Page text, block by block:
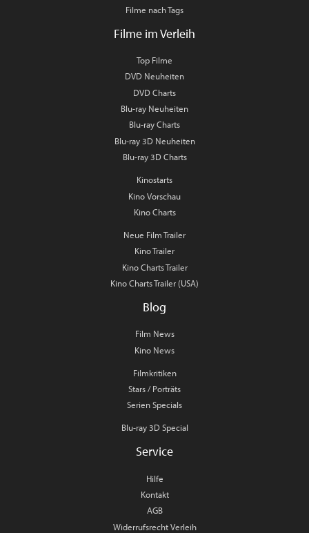
Filme nach Tags
Filme im Verleih
Top Filme
DVD Neuheiten
DVD Charts
Blu-ray Neuheiten
Blu-ray Charts
Blu-ray 3D Neuheiten
Blu-ray 3D Charts
Kinostarts
Kino Vorschau
Kino Charts
Neue Film Trailer
Kino Trailer
Kino Charts Trailer
Kino Charts Trailer (USA)
Blog
Film News
Kino News
Filmkritiken
Stars / Porträts
Serien Specials
Blu-ray 3D Special
Service
Hilfe
Kontakt
AGB
Widerrufsrecht Verleih